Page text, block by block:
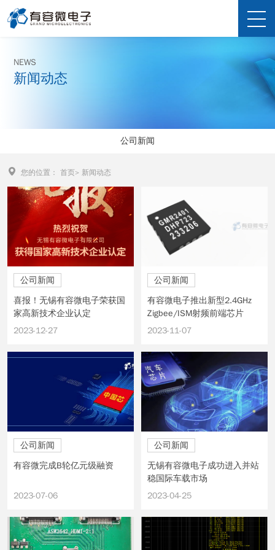
NEWS
新闻动态
公司新闻
您的位置： 首页> 新闻动态
公司新闻
喜报！无锡有容微电子荣获国
家高新技术企业认定
2023-12-27
公司新闻
有容微电子推出新型2.4GHz
Zigbee/ISM射频前端芯片
GMR2401
2023-11-07
公司新闻
有容微完成B轮亿元级融资
2023-07-06
公司新闻
无锡有容微电子成功进入并站
稳国际车载市场
2023-04-25